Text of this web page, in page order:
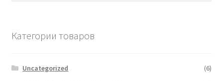
Категории товаров
Uncategorized
(6)